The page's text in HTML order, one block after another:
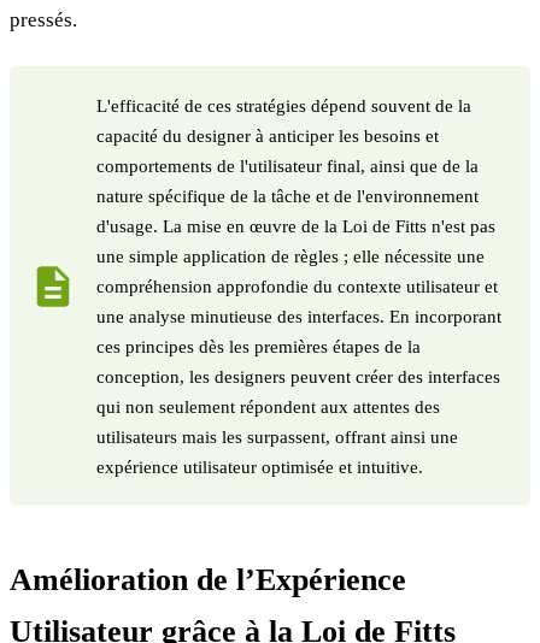
pressés.
L'efficacité de ces stratégies dépend souvent de la
capacité du designer à anticiper les besoins et
comportements de l'utilisateur final, ainsi que de la
nature spécifique de la tâche et de l'environnement
d'usage. La mise en œuvre de la Loi de Fitts n'est pas
une simple application de règles ; elle nécessite une
compréhension approfondie du contexte utilisateur et
une analyse minutieuse des interfaces. En incorporant
ces principes dès les premières étapes de la
conception, les designers peuvent créer des interfaces
qui non seulement répondent aux attentes des
utilisateurs mais les surpassent, offrant ainsi une
expérience utilisateur optimisée et intuitive.
Amélioration de l’Expérience
Utilisateur grâce à la Loi de Fitts